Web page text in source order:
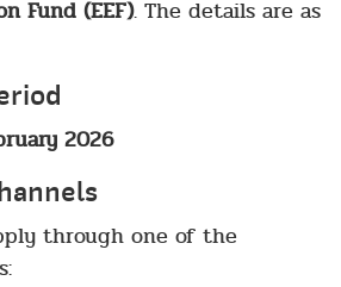
Fund (EEF). The details are as
2026
through one of the